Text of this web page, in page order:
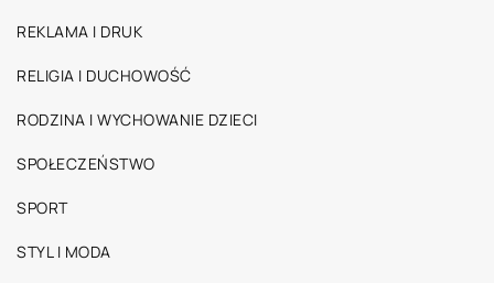
REKLAMA I DRUK
RELIGIA I DUCHOWOŚĆ
RODZINA I WYCHOWANIE DZIECI
SPOŁECZEŃSTWO
SPORT
STYL I MODA